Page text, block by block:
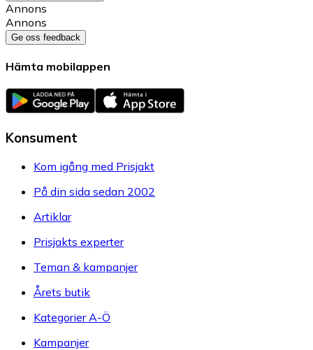
Annons
Annons
Ge oss feedback
Hämta mobilappen
Konsument
Kom igång med Prisjakt
På din sida sedan 2002
Artiklar
Prisjakts experter
Teman & kampanjer
Årets butik
Kategorier A-Ö
Kampanjer